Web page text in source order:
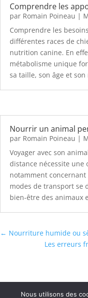
Comprendre les
par Romain Poineau |
Comprendre les
différentes races de
nutrition canine. En
métabolisme unique
sa taille, son âge et son
Nourrir un animal
par Romain Poineau |
Voyager avec son
distance nécessite une
notamment
modes de transport se
bien-être des animaux
← Nourriture humide ou
Les erreurs
Nous utilisons des